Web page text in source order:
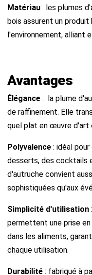
Matériau : les plumes
bois assurent un
l'environnement, alliant
Avantages
Élégance : la plume
de raffinement. Elle
quel plat en œuvre d'art
Polyvalence : idéal
desserts, des cocktails
d'autruche convient
sophistiquées qu'aux
Simplicité d'utilisation
permettent une prise
dans les aliments,
chaque utilisation.
Durabilité : fabriqué à